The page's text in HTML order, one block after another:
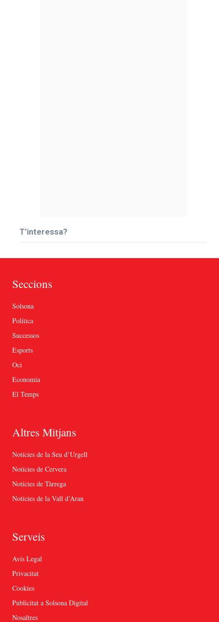
T’interessa?
Seccions
Solsona
Política
Successos
Esports
Oci
Economia
El Temps
Altres Mitjans
Notícies de la Seu d’Urgell
Notícies de Cervera
Notícies de Tàrrega
Notícies de la Vall d’Aran
Serveis
Avís Legal
Privacitat
Cookies
Publicitat a Solsona Digital
Nosaltres